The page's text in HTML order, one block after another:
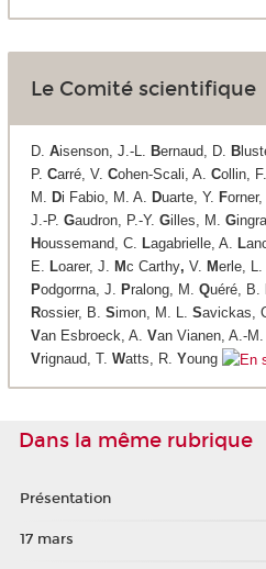
Le Comité scientifique
D. Aisenson, J.-L. Bernaud, D. B
P. Carré, V. Cohen-Scali, A. Collin, F.
M. Di Fabio, M. A. Duarte, Y. Forner,
J.-P. Gaudron, P.-Y. Gilles, M. G
Houssemand, C. Lagabrielle, A. L
E. Loarer, J. Mc Carthy, V. Merle, L.
Podgorrna, J. Pralong, M. Quéré, B.
Rossier, B. Simon, M. L. Savickas,
Van Esbroeck, A. Van Vianen, A.-M.
Vrignaud, T. Watts, R. Young
Dans la même rubrique
Présentation
17 mars